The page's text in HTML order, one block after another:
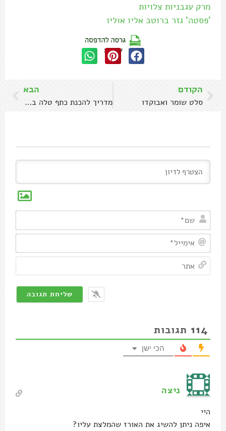
מרק עגבניות צלויות
'פסטה' גזר ברוטב אליו אוליו
שתפו:
הקודם
סלט שומר ואבוקדו
הבא
מדריך להכנת כתף טלה בתנור עם ירקות
114 תגובות
הכי ישן
ניצה
היי
איפה ניתן להשיג את האורז שהמלצת עליו?